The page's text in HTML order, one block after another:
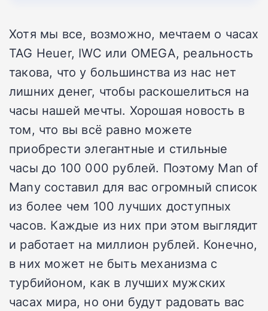
Хотя мы все, возможно, мечтаем о часах
TAG Heuer, IWC или OMEGA, реальность
такова, что у большинства из нас нет
лишних денег, чтобы раскошелиться на
часы нашей мечты. Хорошая новость в
том, что вы всё равно можете
приобрести элегантные и стильные
часы до 100 000 рублей. Поэтому Man of
Many составил для вас огромный список
из более чем 100 лучших доступных
часов. Каждые из них при этом выглядит
и работает на миллион рублей. Конечно,
в них может не быть механизма с
турбийоном, как в лучших мужских
часах мира, но они будут радовать вас